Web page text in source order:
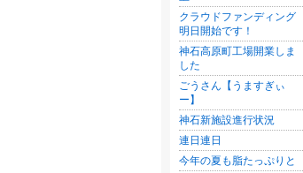
クラウドファンディング
明日開始です！
神石高原町工場開業しま
した
ごうさん【うますぎぃ
ー】
神石新施設進行状況
連日連日
今年の夏も脂たっぷりと